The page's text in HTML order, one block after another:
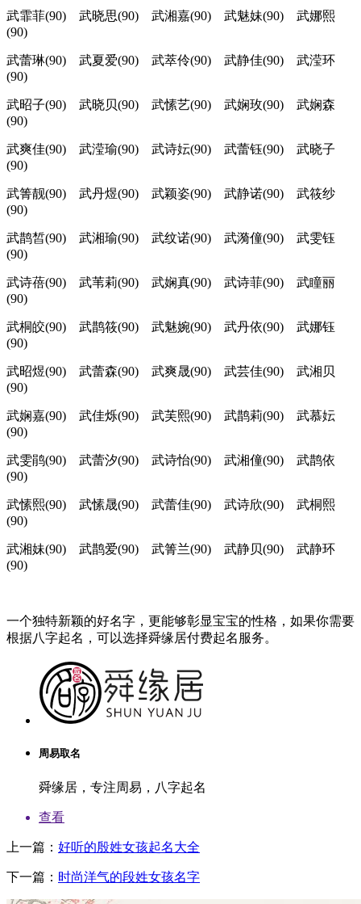
武霏菲(90) 武晓思(90) 武湘嘉(90) 武魅妹(90) 武娜熙
(90)
武蕾琳(90) 武夏爱(90) 武萃伶(90) 武静佳(90) 武滢环
(90)
武昭子(90) 武晓贝(90) 武愫艺(90) 武娴玫(90) 武娴森
(90)
武爽佳(90) 武滢瑜(90) 武诗妘(90) 武蕾钰(90) 武晓子
(90)
武箐靓(90) 武丹煜(90) 武颖姿(90) 武静诺(90) 武筱纱
(90)
武鹊皙(90) 武湘瑜(90) 武纹诺(90) 武漪僮(90) 武雯钰
(90)
武诗蓓(90) 武苇莉(90) 武娴真(90) 武诗菲(90) 武瞳丽
(90)
武桐皎(90) 武鹊筱(90) 武魅婉(90) 武丹依(90) 武娜钰
(90)
武昭煜(90) 武蕾森(90) 武爽晟(90) 武芸佳(90) 武湘贝
(90)
武娴嘉(90) 武佳烁(90) 武芙熙(90) 武鹊莉(90) 武慕妘
(90)
武雯鹃(90) 武蕾汐(90) 武诗怡(90) 武湘僮(90) 武鹊依
(90)
武愫熙(90) 武愫晟(90) 武蕾佳(90) 武诗欣(90) 武桐熙
(90)
武湘妹(90) 武鹊爱(90) 武箐兰(90) 武静贝(90) 武静环
(90)
一个独特新颖的好名字，更能够彰显宝宝的性格，如果你需要
根据八字起名，可以选择舜缘居付费起名服务。
周易取名
舜缘居，专注周易，八字起名
查看
上一篇： 好听的殷姓女孩起名大全
下一篇： 时尚洋气的段姓女孩名字